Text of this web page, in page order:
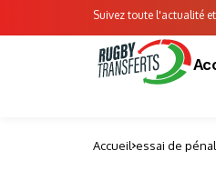
Suivez toute l'actualité
Accueil essai de